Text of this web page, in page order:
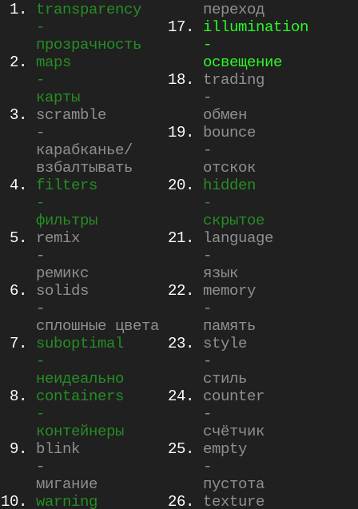
transparency
-
прозрачность
maps
-
карты
scramble
-
карабканье/
взбалтывать
filters
-
фильтры
remix
-
ремикс
solids
-
сплошные цвета
suboptimal
-
неидеально
containers
-
контейнеры
blink
-
мигание
warning
переход
illumination
-
освещение
trading
-
обмен
bounce
-
отскок
hidden
-
скрытое
language
-
язык
memory
-
память
style
-
стиль
counter
-
счётчик
empty
-
пустота
texture